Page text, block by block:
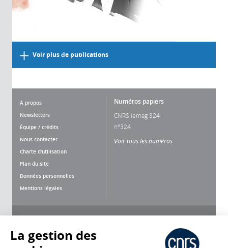
Voir plus de publications
À propos
Newsletters
Équipe / crédits
Nous contacter
Charte d'utilisation
Plan du site
Données personnelles
Mentions légales
Numéros papiers
CNRS lemag 324
n°324
Voir tous les numéros
La gestion des